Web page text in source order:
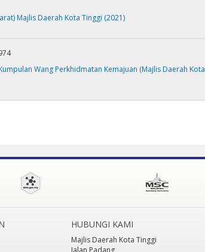
Majlis Daerah Kota Tinggi (2021)
Wang Perkhidmatan Kemajuan (Majlis Daerah Kota
HUBUNGI KAMI
Majlis Daerah Kota Tinggi
Jalan Padang,